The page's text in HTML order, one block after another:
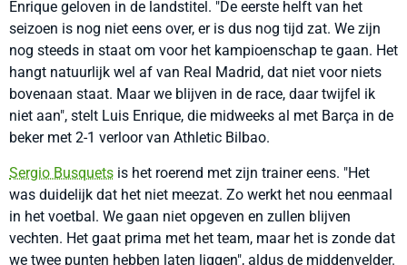
Enrique geloven in de landstitel. "De eerste helft van het
seizoen is nog niet eens over, er is dus nog tijd zat. We zijn
nog steeds in staat om voor het kampioenschap te gaan. Het
hangt natuurlijk wel af van Real Madrid, dat niet voor niets
bovenaan staat. Maar we blijven in de race, daar twijfel ik
niet aan", stelt Luis Enrique, die midweeks al met Barça in de
beker met 2-1 verloor van Athletic Bilbao.
Sergio Busquets is het roerend met zijn trainer eens. "Het
was duidelijk dat het niet meezat. Zo werkt het nou eenmaal
in het voetbal. We gaan niet opgeven en zullen blijven
vechten. Het gaat prima met het team, maar het is zonde dat
we twee punten hebben laten liggen", aldus de middenvelder.